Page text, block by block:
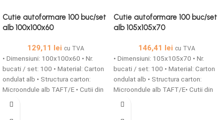
Cutie autoformare 100 buc/set
alb 100x100x60
129,11 lei cu TVA
• Dimensiuni: 100x100x60 • Nr.
bucati / set: 100 • Material: Carton
ondulat alb • Structura carton:
Microondule alb TAFT/E • Cutii din
Cutie autoformare 100 buc/set
alb 105x105x70
146,41 lei cu TVA
• Dimensiuni: 105x105x70 • Nr.
bucati / set: 100 • Material: Carton
ondulat alb • Structura carton:
Microondule alb TAFT/E• Cutii din